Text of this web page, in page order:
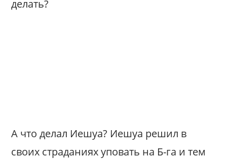
делать?
А что делал Иешуа? Иешуа решил в
своих страданиях уповать на Б-га и тем